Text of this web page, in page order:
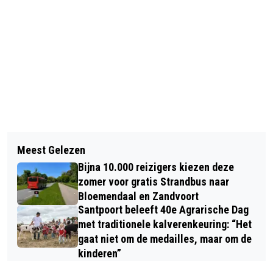
CASTLEFEST IN KASTEELTUINEN
KEUKENHOF: EEN WEEKEND LANG IN
EEN ‘ANDERE WERELD’
ZESTIG JAAR ‘SURFSOUND’
Meest Gelezen
Bijna 10.000 reizigers kiezen deze
zomer voor gratis Strandbus naar
Bloemendaal en Zandvoort
Santpoort beleeft 40e Agrarische Dag
met traditionele kalverenkeuring: “Het
gaat niet om de medailles, maar om de
kinderen”